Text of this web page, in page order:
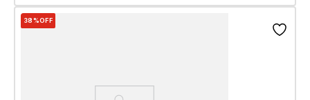
38%OFF